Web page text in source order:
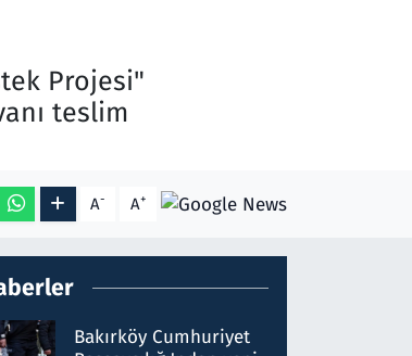
Projesi"
teslim
A- A+
Bakırköy Cumhuriyet